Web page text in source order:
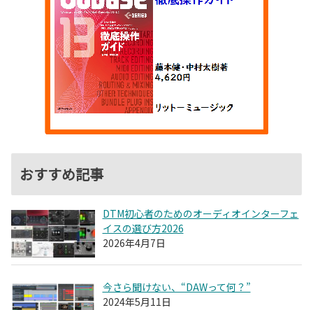
おすすめ記事
DTM初心者のためのオーディオインターフェ
イスの選び方2026
2026年4月7日
今さら聞けない、“DAWって何？”
2024年5月11日